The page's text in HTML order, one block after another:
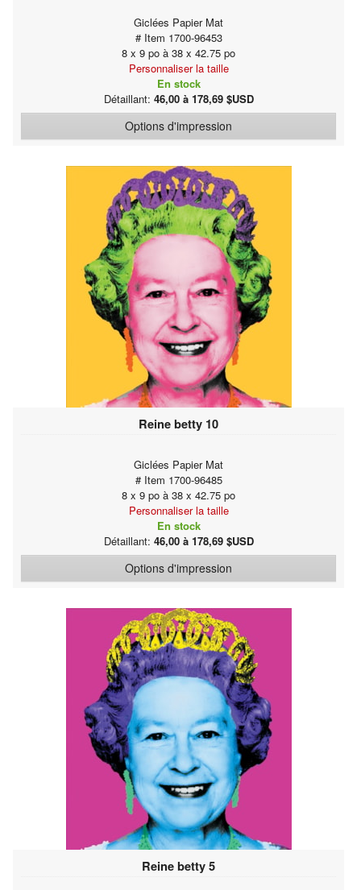
Giclées Papier Mat
# Item 1700-96453
8 x 9 po à 38 x 42.75 po
Personnaliser la taille
En stock
Détaillant: 46,00 à 178,69 $USD
Options d'impression
Reine betty 10
Giclées Papier Mat
# Item 1700-96485
8 x 9 po à 38 x 42.75 po
Personnaliser la taille
En stock
Détaillant: 46,00 à 178,69 $USD
Options d'impression
Reine betty 5